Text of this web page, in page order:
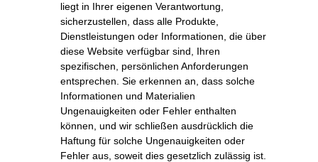
liegt in Ihrer eigenen Verantwortung,
sicherzustellen, dass alle Produkte,
Dienstleistungen oder Informationen, die über
diese Website verfügbar sind, Ihren
spezifischen, persönlichen Anforderungen
entsprechen. Sie erkennen an, dass solche
Informationen und Materialien
Ungenauigkeiten oder Fehler enthalten
können, und wir schließen ausdrücklich die
Haftung für solche Ungenauigkeiten oder
Fehler aus, soweit dies gesetzlich zulässig ist.